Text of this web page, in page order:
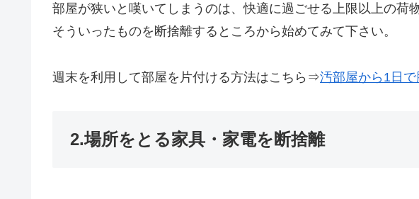
部屋が狭いと嘆いてしまうのは、快適に過ごせる上限以上の荷
そういったものを断捨離するところから始めてみて下さい。
週末を利用して部屋を片付ける方法はこちら⇒汚部屋から1日
2.場所をとる家具・家電を断捨離